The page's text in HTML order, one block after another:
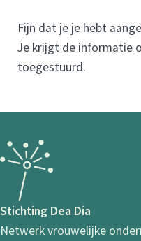
Fijn dat je je hebt
Je krijgt de informatie
toegestuurd.
Stichting Dea Dia
Netwerk vrouwelijke